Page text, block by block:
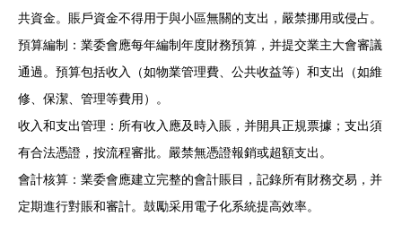
共資金。賬戶資金不得用于與小區無關的支出，嚴禁挪用或侵占。
預算編制：業委會應每年編制年度財務預算，并提交業主大會審議
通過。預算包括收入（如物業管理費、公共收益等）和支出（如維
修、保潔、管理等費用）。
收入和支出管理：所有收入應及時入賬，并開具正規票據；支出須
有合法憑證，按流程審批。嚴禁無憑證報銷或超額支出。
會計核算：業委會應建立完整的會計賬目，記錄所有財務交易，并
定期進行對賬和審計。鼓勵采用電子化系統提高效率。